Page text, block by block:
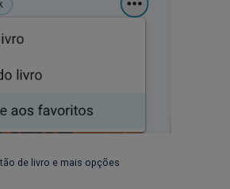
de livro e mais opções